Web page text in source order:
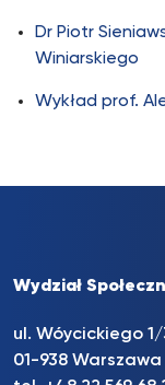
Dr Piotr
Winiarskiego
Wykład prof.
Wydział
ul. Wóycickiego 1/
01-938 Warszawa